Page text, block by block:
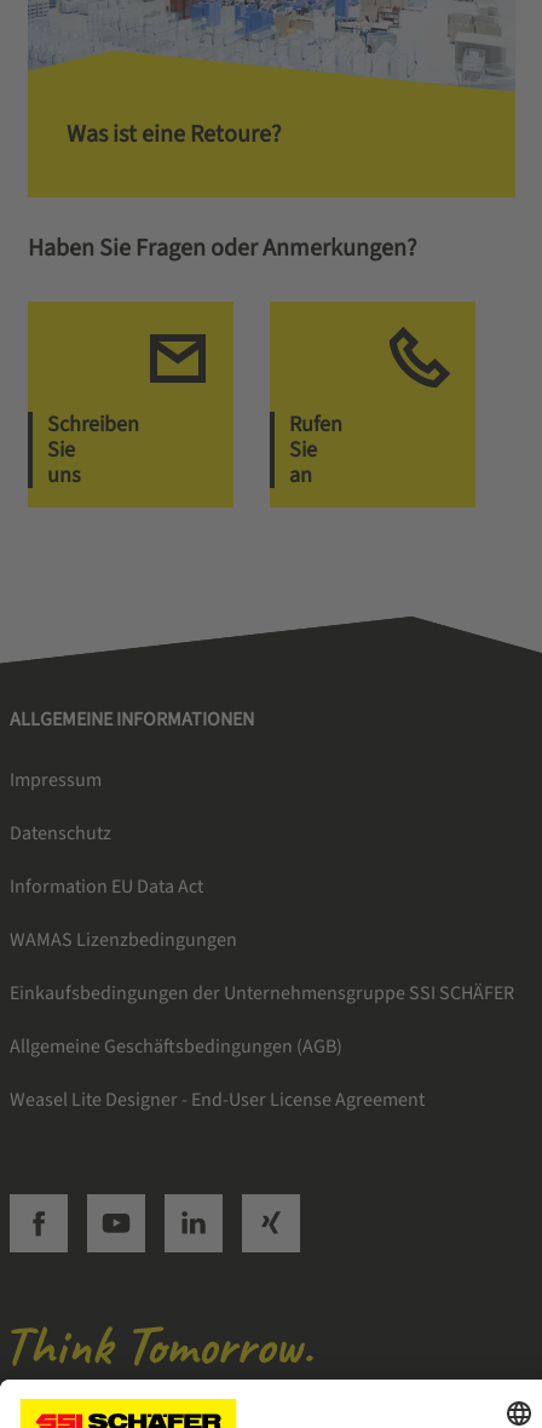
Was ist eine Retoure?
Haben Sie Fragen oder Anmerkungen?
Schreiben
Sie
uns
Rufen
Sie
an
ALLGEMEINE INFORMATIONEN
Impressum
Datenschutz
Information EU Data Act
WAMAS Lizenzbedingungen
Einkaufsbedingungen der Unternehmensgruppe SSI SCHÄFER
Allgemeine Geschäftsbedingungen (AGB)
Weasel Lite Designer - End-User License Agreement
SSI facebookSSI youtubeSSI linkedinSSI xing
Navigate to home page